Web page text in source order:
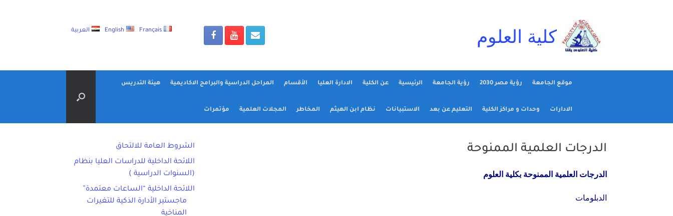
كلية العلوم العربية English Français
موقع الجامعة رؤية مصر 2030 رؤية الجامعة الرئيسية عن الكلية الادارة العليا الأقسام المراحل الدراسية والبرامج الاكاديمية هيئة التدريس
الادارات وحدات و مراكز الكلية التعليم عن بعد الاستبيانات نظام ابن الهيثم المخاطر المجلات العلمية مؤتمرات
الدرجات العلمية الممنوحة
الدرجات العلمية الممنوحة بكلية العلوم
الدبلومات
الشروط العامة للالتحاق
اللائحة الداخلية للدراسات العليا بنظام
(السنوات الدراسية )
اللائحة الداخلية “الساعات معتمدة”
ماجستير الأدارة الذكية للتغيرات
المناخية